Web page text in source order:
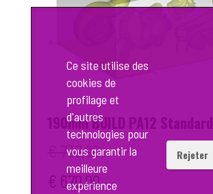
190mm BUILD PA12 Standard
€ 730,00
€ 670,00
Ce site utilise des
cookies de
profilage et
d'autres
technologies pour
vous garantir la
meilleure
expérience
Rejeter